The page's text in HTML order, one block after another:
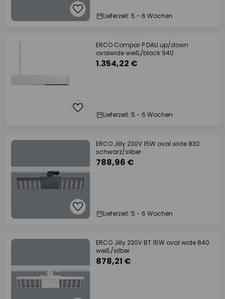
Lieferzeit: 5 - 6 Wochen
ERCO Compar P DALI up/down
ovalwide weiß/black 940
1.354,22 €
Lieferzeit: 5 - 6 Wochen
ERCO Jilly 230V 15W oval wide 830
schwarz/silber
788,96 €
Lieferzeit: 5 - 6 Wochen
ERCO Jilly 230V BT 15W oval wide 840
weiß/silber
878,21 €